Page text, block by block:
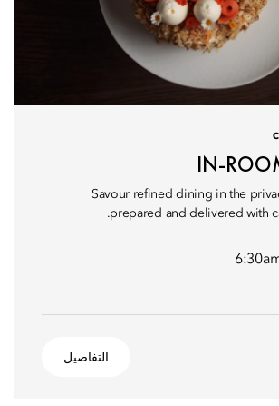
IN-
Savour refined dining in the
prepared and delivered with
التفاصيل